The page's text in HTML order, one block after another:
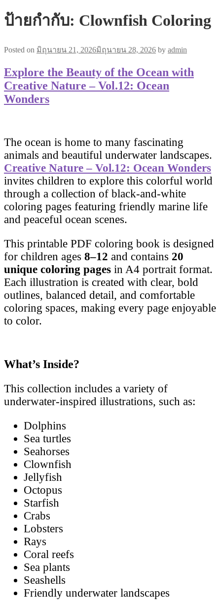
ป้ายกำกับ: Clownfish Coloring
Posted on มิถุนายน 21, 2026มิถุนายน 28, 2026 by admin
Explore the Beauty of the Ocean with
Creative Nature – Vol.12: Ocean
Wonders
The ocean is home to many fascinating
animals and beautiful underwater landscapes.
Creative Nature – Vol.12: Ocean Wonders
invites children to explore this colorful world
through a collection of black-and-white
coloring pages featuring friendly marine life
and peaceful ocean scenes.
This printable PDF coloring book is designed
for children ages 8–12 and contains 20
unique coloring pages in A4 portrait format.
Each illustration is created with clear, bold
outlines, balanced detail, and comfortable
coloring spaces, making every page enjoyable
to color.
What’s Inside?
This collection includes a variety of
underwater-inspired illustrations, such as:
Dolphins
Sea turtles
Seahorses
Clownfish
Jellyfish
Octopus
Starfish
Crabs
Lobsters
Rays
Coral reefs
Sea plants
Seashells
Friendly underwater landscapes